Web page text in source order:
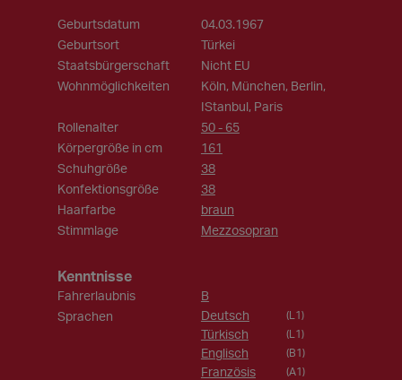
Geburtsdatum
04.03.1967
Geburtsort
Türkei
Staatsbürgerschaft
Nicht EU
Wohnmöglichkeiten
Köln, München, Berlin,
IStanbul, Paris
Rollenalter
50 - 65
Körpergröße in cm
161
Schuhgröße
38
Konfektionsgröße
38
Haarfarbe
braun
Stimmlage
Mezzosopran
Kenntnisse
Fahrerlaubnis
B
Sprachen
Deutsch (L1)
Türkisch (L1)
Englisch (B1)
Französis
(A1)